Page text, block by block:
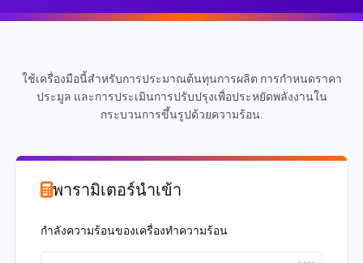
ใช้เครื่องมือนี้สำหรับการประมาณต้นทุนการผลิต การกำหนดราคา
ประมูล และการประเมินการปรับปรุงเพื่อประหยัดพลังงานใน
กระบวนการขึ้นรูปด้วยความร้อน.
พารามิเตอร์นำเข้า
กำลังความร้อนของเครื่องทำความร้อน